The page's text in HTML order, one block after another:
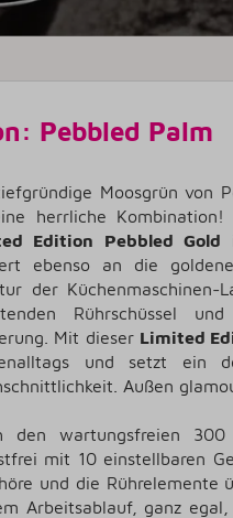
Pebbled Palm
Moosgrün von
herrliche
Edition Pebbled Gold
ebenso an die
der
Rührschüssel
Mit dieser Limited
und setzt ein
Außen
den wartungsfreien
mit 10 einstellbaren
und die Rührelemente
Arbeitsablauf, ganz